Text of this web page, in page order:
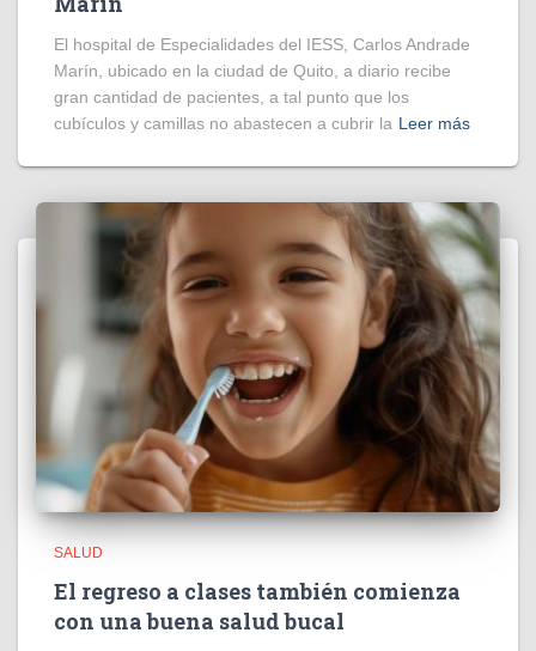
El hospital de Especialidades del IESS, Carlos Andrade
Marín, ubicado en la ciudad de Quito, a diario recibe
gran cantidad de pacientes, a tal punto que los
cubículos y camillas no abastecen a cubrir la Leer más
SALUD
El regreso a clases también comienza
con una buena salud bucal